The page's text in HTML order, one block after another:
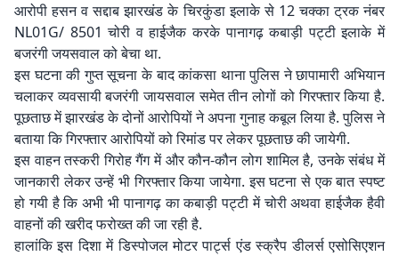
आरोपी हसन व सद्दाब झारखंड के चिरकुंडा इलाके से 12 चक्का ट्रक नंबर
NL01G/ 8501 चोरी व हाईजैक करके पानागढ़ कबाड़ी पट्टी इलाके में
बजरंगी जयसवाल को बेचा था.
इस घटना की गुप्त सूचना के बाद कांकसा थाना पुलिस ने छापामारी अभियान
चलाकर व्यवसायी बजरंगी जायसवाल समेत तीन लोगों को गिरफ्तार किया है.
पूछताछ में झारखंड के दोनों आरोपियों ने अपना गुनाह कबूल लिया है. पुलिस ने
बताया कि गिरफ्तार आरोपियों को रिमांड पर लेकर पूछताछ की जायेगी.
इस वाहन तस्करी गिरोह गैंग में और कौन-कौन लोग शामिल है, उनके संबंध में
जानकारी लेकर उन्हें भी गिरफ्तार किया जायेगा. इस घटना से एक बात स्पष्ट
हो गयी है कि अभी भी पानागढ़ का कबाड़ी पट्टी में चोरी अथवा हाईजैक हैवी
वाहनों की खरीद फरोख्त की जा रही है.
हालांकि इस दिशा में डिस्पोजल मोटर पार्ट्स एंड स्क्रैप डीलर्स एसोसिएशन